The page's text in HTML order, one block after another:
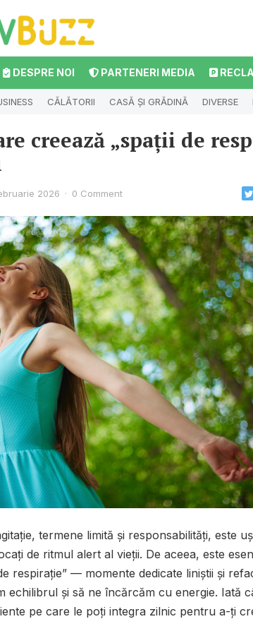
DESPRE NOI PARTENERI MEDIA
CĂLĂTORII CASĂ ȘI GRĂDINĂ DIVERSE
creează „spații de
2026 · 0 Comment
termene limită și responsabilități, este
de ritmul alert al vieții. De aceea, este
respirație” — momente dedicate liniștii și
echilibrul și să ne încărcăm cu energie. Iată
pe care le poți integra zilnic pentru a-ți